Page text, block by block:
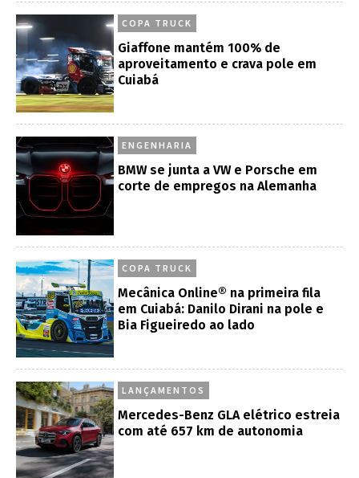
COPA TRUCK
Giaffone mantém 100% de
aproveitamento e crava pole em
Cuiabá
ENGENHARIA
BMW se junta a VW e Porsche em
corte de empregos na Alemanha
COPA TRUCK
Mecânica Online® na primeira fila
em Cuiabá: Danilo Dirani na pole e
Bia Figueiredo ao lado
LANÇAMENTOS
Mercedes-Benz GLA elétrico estreia
com até 657 km de autonomia